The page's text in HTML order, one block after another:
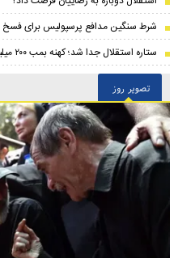
شرط سنگین مدافع پرسپولیس برای فسخ
ستاره استقلال جدا شد؛ کهنه بمب ۲۰۰ میلیاردی نقل‌وانتقالات بدون تیم
تصویر روز